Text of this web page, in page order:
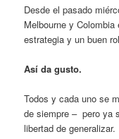
Desde el pasado
Melbourne y
estrategia y un buen
Así da gusto.
Todos y cada uno se
de siempre – pero ya
libertad de generalizar.